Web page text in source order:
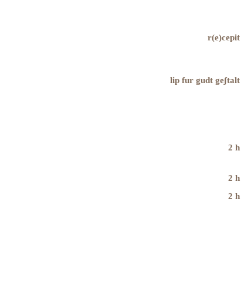
r(e)cepit
lip fur gudt geʃtalt
2 h
2 h
2 h